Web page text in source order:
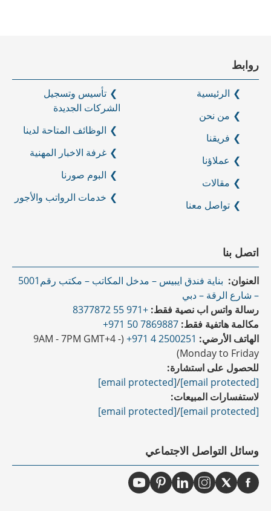
روابط
الرئيسية
من نحن
فريقنا
عملاؤنا
مقالات
تواصل معنا
تأسيس وتسجيل
الشركات الجديدة
الوظائف المتاحة لدينا
غرفة الاخبار المهنية
البوم صورنا
خدمات الرواتب والأجور
اتصل بنا
العنوان:
بناية فندق ايبيس – مدخل المكاتب – مكتب رقم5001
– شارع الرقة – دبي
رسالة واتس اب نصية فقط: +971 55 8377872
مكالمة هاتفية فقط: 7869887 50 971+
الهاتف الأرضي: 2500251 4 971+
(9AM - 7PM GMT+4 -
Monday to Friday)
للحصول على استشارة:
[email protected]
/
[email protected]
لاستفسارات المبيعات:
[email protected]
/
[email protected]
وسائل التواصل الاجتماعي